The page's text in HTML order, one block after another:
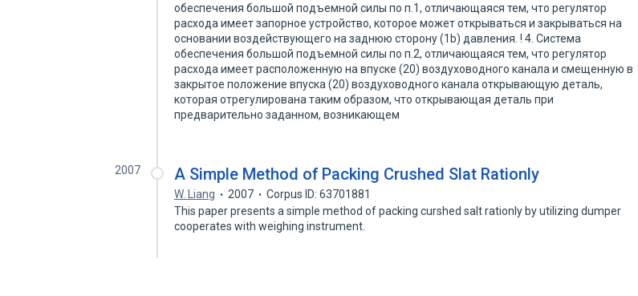
обеспечения большой подъемной силы по п.1, отличающаяся тем, что регулятор
расхода имеет запорное устройство, которое может открываться и закрываться на
основании воздействующего на заднюю сторону (1b) давления. ! 4. Система
обеспечения большой подъемной силы по п.2, отличающаяся тем, что регулятор
расхода имеет расположенную на впуске (20) воздуховодного канала и смещенную в
закрытое положение впуска (20) воздуховодного канала открывающую деталь,
которая отрегулирована таким образом, что открывающая деталь при
предварительно заданном, возникающем
2007 A Simple Method of Packing Crushed Slat Rationly
W. Liang 2007
Corpus ID: 63701881
This paper presents a simple method of packing curshed salt rationly by utilizing dumper
cooperates with weighing instrument.